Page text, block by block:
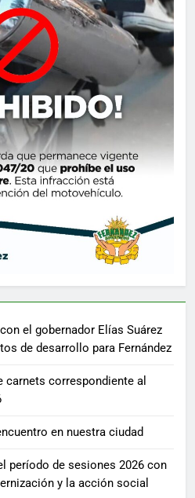
el gobernador Elías Suárez
de desarrollo para Fernández
carnets correspondiente al
en nuestra ciudad
período de sesiones 2026 con
y la acción social